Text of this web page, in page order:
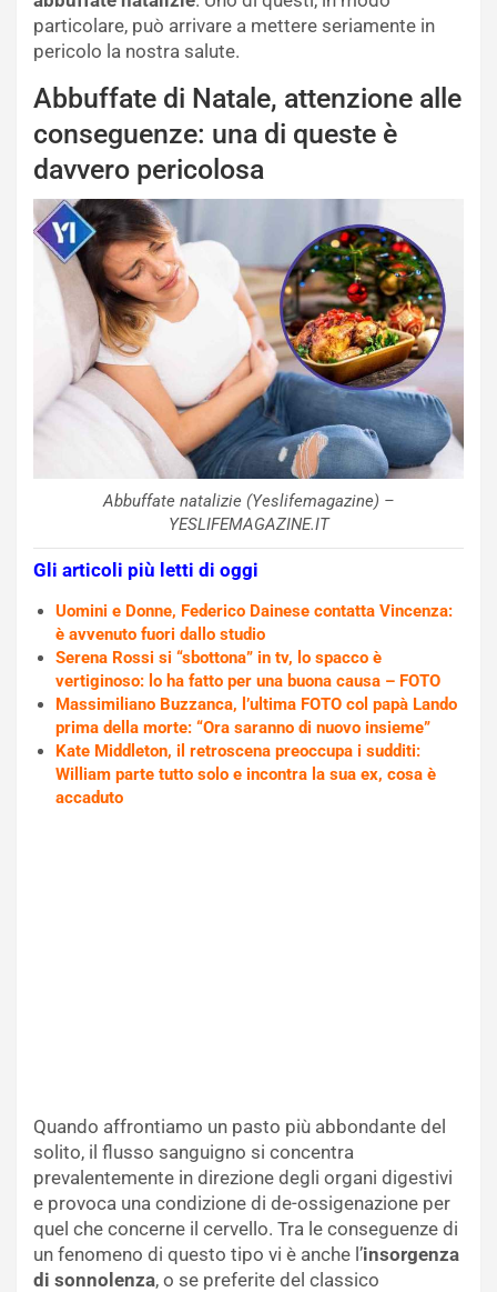
particolare, può arrivare a mettere seriamente in
pericolo la nostra salute.
Abbuffate di Natale, attenzione alle
conseguenze: una di queste è
davvero pericolosa
Abbuffate natalizie (Yeslifemagazine) –
YESLIFEMAGAZINE.IT
Gli articoli più letti di oggi
Uomini e Donne, Federico Dainese contatta Vincenza:
è avvenuto fuori dallo studio
Serena Rossi si “sbottona” in tv, lo spacco è
vertiginoso: lo ha fatto per una buona causa – FOTO
Massimiliano Buzzanca, l’ultima FOTO col papà Lando
prima della morte: “Ora saranno di nuovo insieme”
Kate Middleton, il retroscena preoccupa i sudditi:
William parte tutto solo e incontra la sua ex, cosa è
accaduto
Quando affrontiamo un pasto più abbondante del
solito, il flusso sanguigno si concentra
prevalentemente in direzione degli organi digestivi
e provoca una condizione di de-ossigenazione per
quel che concerne il cervello. Tra le conseguenze di
un fenomeno di questo tipo vi è anche l’insorgenza
di sonnolenza, o se preferite del classico